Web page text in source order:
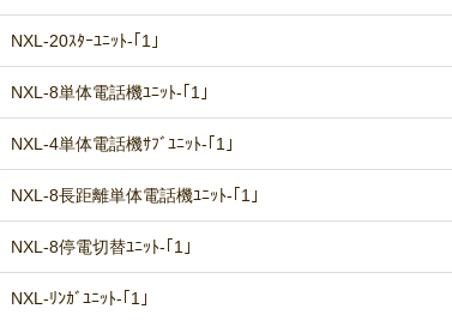
NXL-20ｽﾀｰﾕﾆｯﾄ-｢1｣
NXL-8単体電話機ﾕﾆｯﾄ-｢1｣
NXL-4単体電話機ｻﾌﾞﾕﾆｯﾄ-｢1｣
NXL-8長距離単体電話機ﾕﾆｯﾄ-｢1｣
NXL-8停電切替ﾕﾆｯﾄ-｢1｣
NXL-ﾘﾝｶﾞﾕﾆｯﾄ-｢1｣